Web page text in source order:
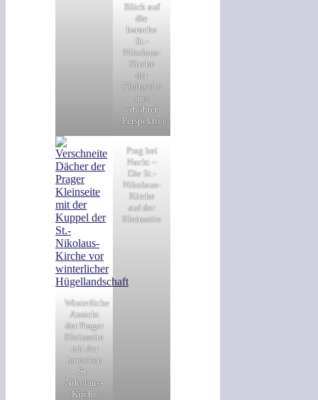
Blick auf
die
barocke
St.-
Nikolaus-
Kirche
der
Kleinseite
aus
erhöhter
Perspektive
Winterliche
Ansicht
der Prager
Kleinseite
mit der
barocken
St.-
Nikolaus-
Kirche
Prag bei
Nacht –
Die St.-
Nikolaus-
Kirche
auf der
Kleinseite